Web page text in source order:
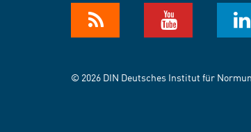
© 2026 DIN Deutsches Institut für